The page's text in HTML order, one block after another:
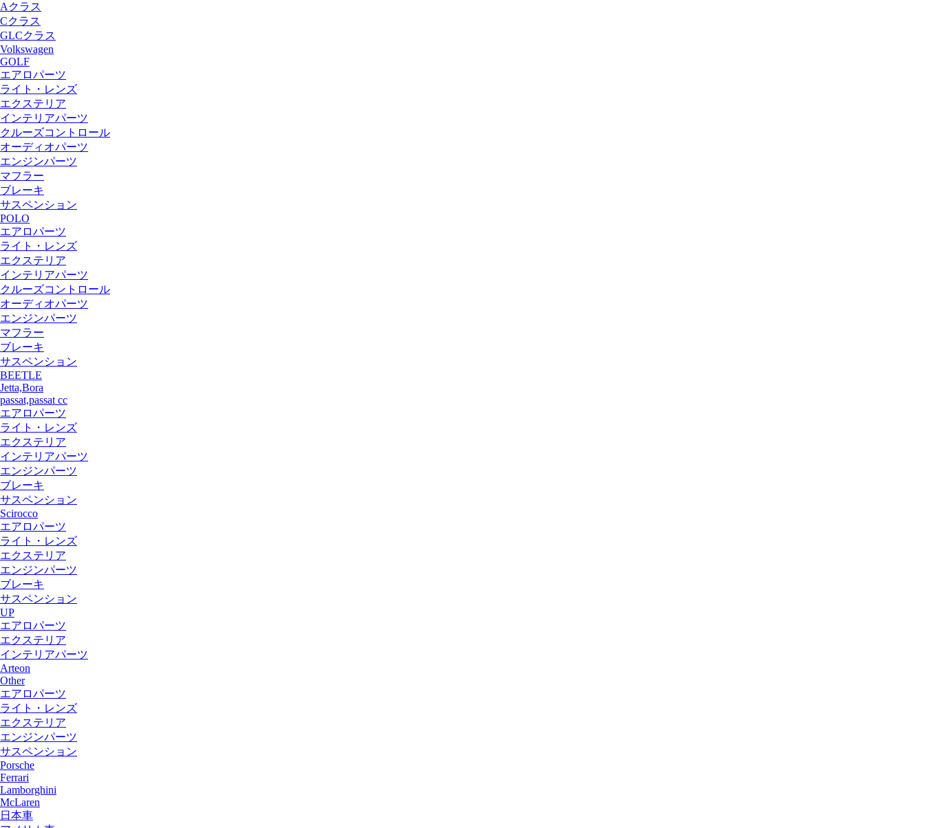
Aクラス
Cクラス
GLCクラス
Volkswagen
GOLF
エアロパーツ
ライト・レンズ
エクステリア
インテリアパーツ
クルーズコントロール
オーディオパーツ
エンジンパーツ
マフラー
ブレーキ
サスペンション
POLO
エアロパーツ
ライト・レンズ
エクステリア
インテリアパーツ
クルーズコントロール
オーディオパーツ
エンジンパーツ
マフラー
ブレーキ
サスペンション
BEETLE
Jetta,Bora
passat,passat cc
エアロパーツ
ライト・レンズ
エクステリア
インテリアパーツ
エンジンパーツ
ブレーキ
サスペンション
Scirocco
エアロパーツ
ライト・レンズ
エクステリア
エンジンパーツ
ブレーキ
サスペンション
UP
エアロパーツ
エクステリア
インテリアパーツ
Arteon
Other
エアロパーツ
ライト・レンズ
エクステリア
エンジンパーツ
サスペンション
Porsche
Ferrari
Lamborghini
McLaren
日本車